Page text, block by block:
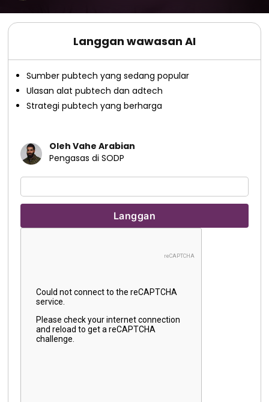
Langgan wawasan AI
Sumber pubtech yang sedang popular
Ulasan alat pubtech dan adtech
Strategi pubtech yang berharga
Oleh Vahe Arabian
Pengasas di SODP